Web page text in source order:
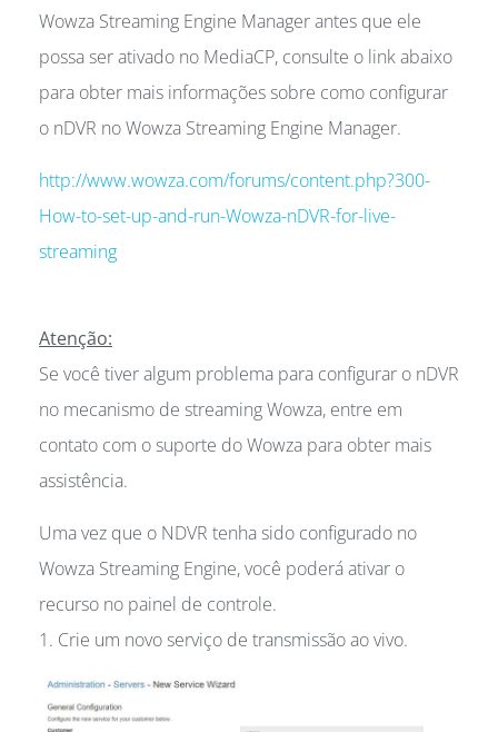
Wowza Streaming Engine Manager antes que ele
possa ser ativado no MediaCP, consulte o link abaixo
para obter mais informações sobre como configurar
o nDVR no Wowza Streaming Engine Manager.
http://www.wowza.com/forums/content.php?300-
How-to-set-up-and-run-Wowza-nDVR-for-live-
streaming
Atenção:
Se você tiver algum problema para configurar o nDVR
no mecanismo de streaming Wowza, entre em
contato com o suporte do Wowza para obter mais
assistência.
Uma vez que o NDVR tenha sido configurado no
Wowza Streaming Engine, você poderá ativar o
recurso no painel de controle.
1. Crie um novo serviço de transmissão ao vivo.